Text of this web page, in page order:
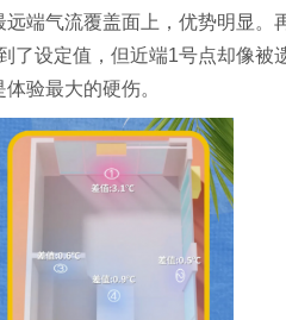
端气流覆盖面上，优势明显。
了设定值，但近端1号点却像被
验最大的硬伤。